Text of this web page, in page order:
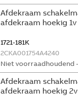
Afdekraam
afdekraam hoekig
1721-181K
2CKA001754A4240
Niet voorraadhoudend
Afdekraam
afdekraam hoekig